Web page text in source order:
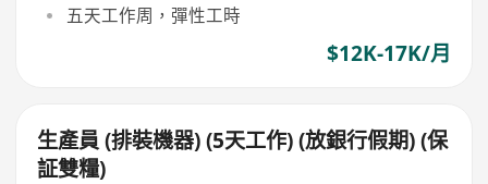
五天工作周，彈性工時
$12K-17K/月
生產員 (排裝機器) (5天工作) (放銀行假期) (保
証雙糧)